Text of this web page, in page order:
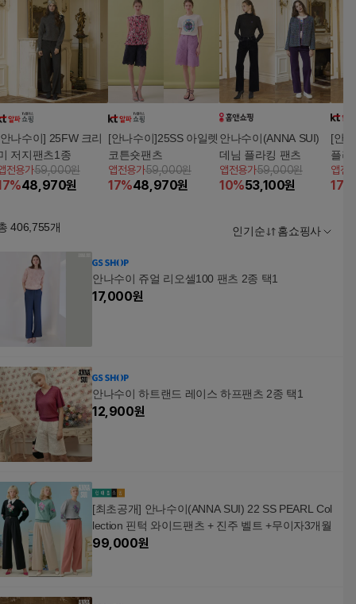
나수이] 25FW 크리
저지팬츠1종
전용가59,000원
%48,970원
[안나수이]25SS 아일렛
코튼숏팬츠
앱전용가59,000원
17%48,970원
안나수이(ANNA SUI)
데님 플라킹 팬츠
앱전용가59,000원
10%53,100원
[안
플라
앱전
17
406,755개 인기순 홈쇼핑사
안나수이 쥬얼 리오셀100 팬츠 2종 택1
17,000원
안나수이 하트랜드 레이스 하프팬츠 2종 택1
12,900원
[최초공개] 안나수이(ANNA SUI) 22 SS PEARL Col
lection 핀턱 와이드팬츠 + 진주 벨트 +무이자3개월
99,000원